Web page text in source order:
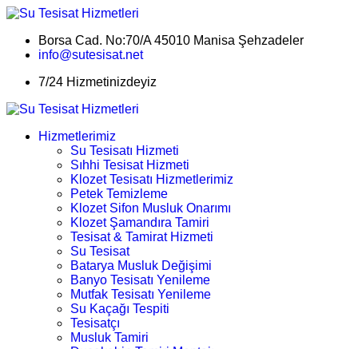
Borsa Cad. No:70/A 45010 Manisa Şehzadeler
info@sutesisat.net
7/24 Hizmetinizdeyiz
Hizmetlerimiz
Su Tesisatı Hizmeti
Sıhhi Tesisat Hizmeti
Klozet Tesisatı Hizmetlerimiz
Petek Temizleme
Klozet Sifon Musluk Onarımı
Klozet Şamandıra Tamiri
Tesisat & Tamirat Hizmeti
Su Tesisat
Batarya Musluk Değişimi
Banyo Tesisatı Yenileme
Mutfak Tesisatı Yenileme
Su Kaçağı Tespiti
Tesisatçı
Musluk Tamiri